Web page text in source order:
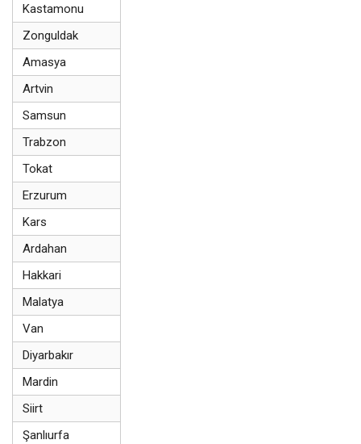
Kastamonu
Zonguldak
Amasya
Artvin
Samsun
Trabzon
Tokat
Erzurum
Kars
Ardahan
Hakkari
Malatya
Van
Diyarbakır
Mardin
Siirt
Şanlıurfa